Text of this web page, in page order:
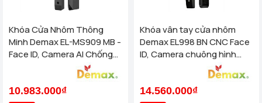
Khóa Cửa Nhôm Thông
Minh Demax EL-MS909 MB -
Face ID, Camera AI Chống
Nước IP66 Cho Cửa Nhôm
10.983.000₫
Khóa vân tay cửa nhôm
Demax EL998 BN CNC Face
ID, Camera chuông hình
chống nước của tiêu chuẩn
14.560.000₫